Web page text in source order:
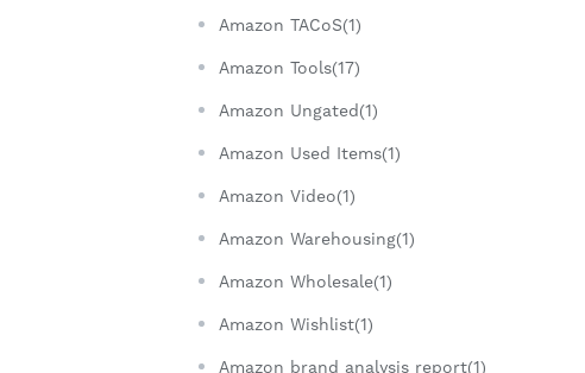
Amazon TACoS(1)
Amazon Tools(17)
Amazon Ungated(1)
Amazon Used Items(1)
Amazon Video(1)
Amazon Warehousing(1)
Amazon Wholesale(1)
Amazon Wishlist(1)
Amazon brand analysis report(1)